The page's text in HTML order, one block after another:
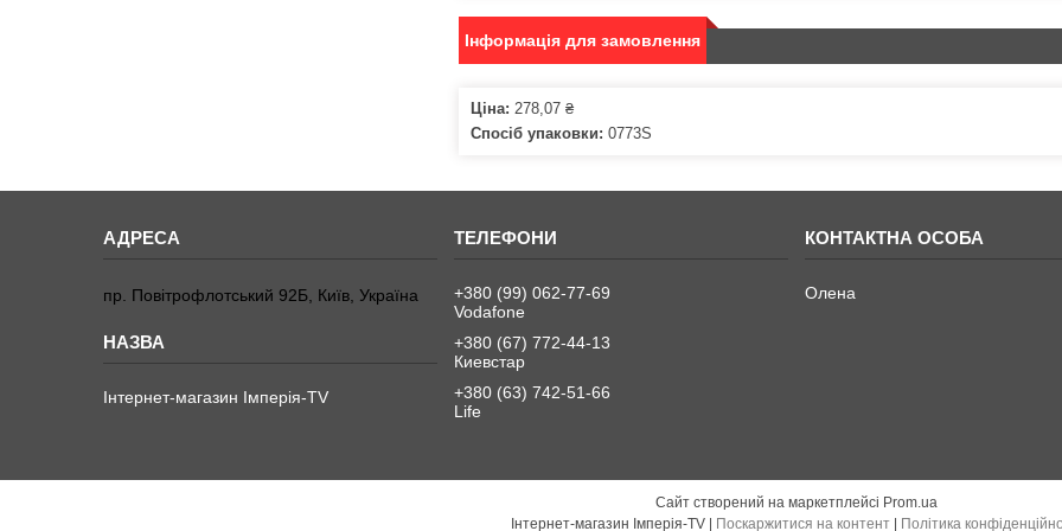
Інформація для замовлення
Ціна: 278,07 ₴
Спосіб упаковки: 0773S
пр. Повітрофлотський 92Б, Київ, Україна
Інтернет-магазин Імперія-TV
+380 (99) 062-77-69
Vodafone
+380 (67) 772-44-13
Киевстар
+380 (63) 742-51-66
Life
Олена
Сайт створений на маркетплейсі Prom.ua
Інтернет-магазин Імперія-TV | Поскаржитися на контент | Політика